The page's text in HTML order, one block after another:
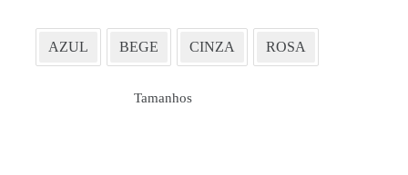
AZUL BEGE CINZA ROSA
Tamanhos